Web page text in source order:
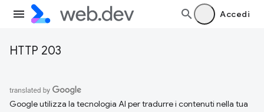
Accedi
HTTP 203
Google utilizza la tecnologia AI per tradurre i contenuti nella tua